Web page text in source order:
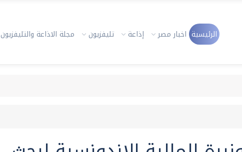
الرئيسية اخبار مصر إذاعة تليفزيون مجلة الاذاعة والتليفزيون